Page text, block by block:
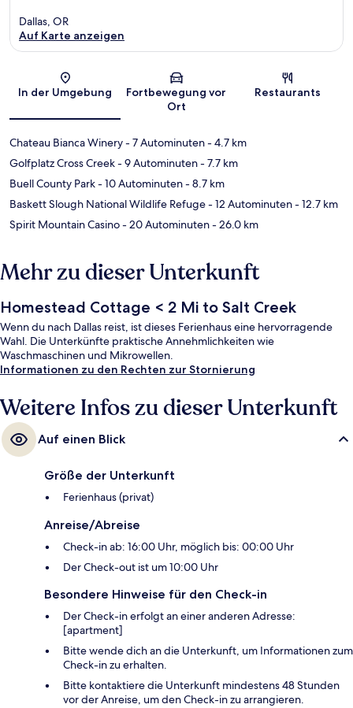
Karte
Dallas, OR
Auf Karte anzeigen
In der Umgebung
Fortbewegung vor
Ort
Restaurants
Chateau Bianca Winery- 7 Autominuten- 4.7 km
Golfplatz Cross Creek- 9 Autominuten- 7.7 km
Buell County Park- 10 Autominuten- 8.7 km
Baskett Slough National Wildlife Refuge- 12 Autominuten- 12.7 km
Spirit Mountain Casino- 20 Autominuten- 26.0 km
Mehr zu dieser Unterkunft
Homestead Cottage < 2 Mi to Salt Creek
Wenn du nach Dallas reist, ist dieses Ferienhaus eine hervorragende
Wahl. Die Unterkünfte praktische Annehmlichkeiten wie
Waschmaschinen und Mikrowellen.
Informationen zu den Rechten zur Stornierung
Weitere Infos zu dieser Unterkunft
Auf einen Blick
Größe der Unterkunft
Ferienhaus (privat)
Anreise/Abreise
Check-in ab: 16:00 Uhr, möglich bis: 00:00 Uhr
Der Check-out ist um 10:00 Uhr
Besondere Hinweise für den Check-in
Der Check-in erfolgt an einer anderen Adresse:
[apartment]
Bitte wende dich an die Unterkunft, um Informationen zum
Check-in zu erhalten.
Bitte kontaktiere die Unterkunft mindestens 48 Stunden
vor der Anreise, um den Check-in zu arrangieren.